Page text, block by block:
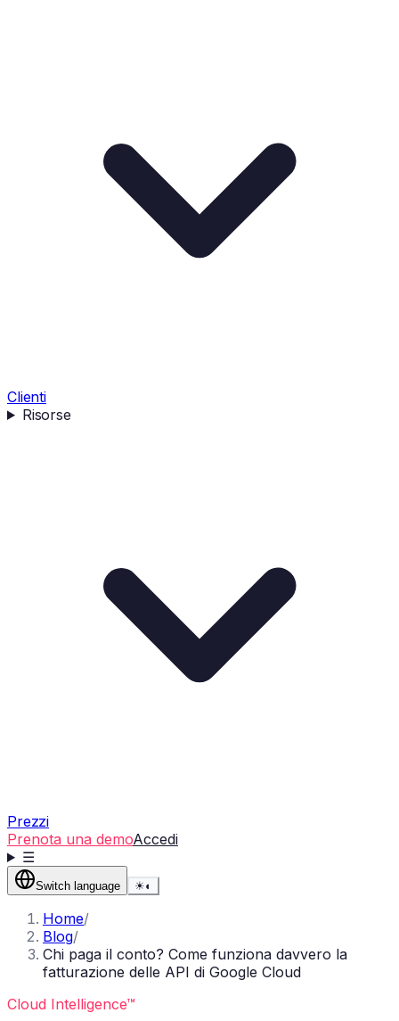
Clienti
Risorse
Prezzi
Prenota una demoAccedi
☰
Switch language ☀◐
Home/
Blog/
Chi paga il conto? Come funziona davvero la
fatturazione delle API di Google Cloud
Cloud Intelligence™